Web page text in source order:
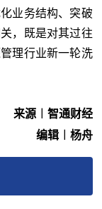
业务结构、突破
，既是对其过往
理行业新一轮洗
来源︱​智通财经
编辑︱杨舟